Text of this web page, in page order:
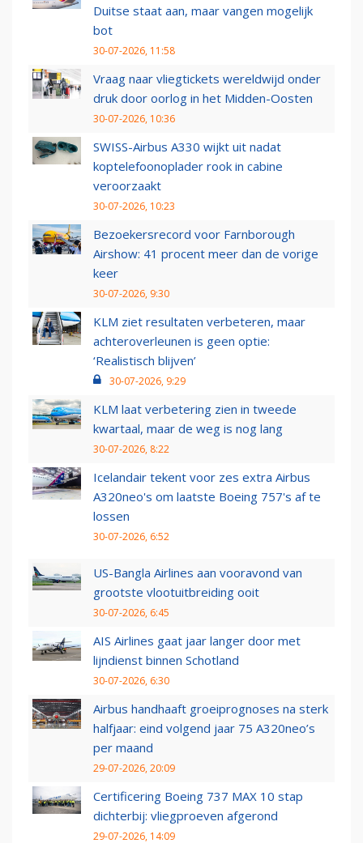
Duitse staat aan, maar vangen mogelijk
bot
30-07-2026, 11:58
Vraag naar vliegtickets wereldwijd onder
druk door oorlog in het Midden-Oosten
30-07-2026, 10:36
SWISS-Airbus A330 wijkt uit nadat
koptelefoonoplader rook in cabine
veroorzaakt
30-07-2026, 10:23
Bezoekersrecord voor Farnborough
Airshow: 41 procent meer dan de vorige
keer
30-07-2026, 9:30
KLM ziet resultaten verbeteren, maar
achteroverleunen is geen optie:
‘Realistisch blijven’
30-07-2026, 9:29
KLM laat verbetering zien in tweede
kwartaal, maar de weg is nog lang
30-07-2026, 8:22
Icelandair tekent voor zes extra Airbus
A320neo's om laatste Boeing 757's af te
lossen
30-07-2026, 6:52
US-Bangla Airlines aan vooravond van
grootste vlootuitbreiding ooit
30-07-2026, 6:45
AIS Airlines gaat jaar langer door met
lijndienst binnen Schotland
30-07-2026, 6:30
Airbus handhaaft groeiprognoses na sterk
halfjaar: eind volgend jaar 75 A320neo’s
per maand
29-07-2026, 20:09
Certificering Boeing 737 MAX 10 stap
dichterbij: vliegproeven afgerond
29-07-2026, 14:09